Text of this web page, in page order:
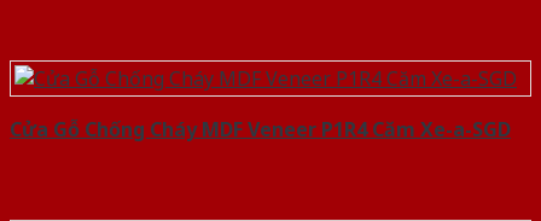
Cửa Gỗ Chống Cháy MDF Veneer P1R4 Căm Xe-a-SGD